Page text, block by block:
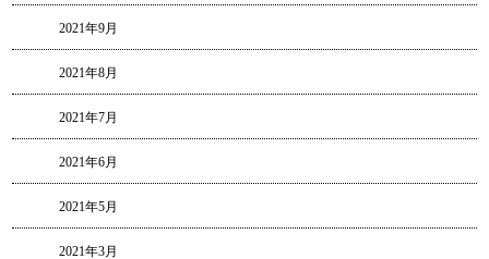
2021年9月
2021年8月
2021年7月
2021年6月
2021年5月
2021年3月